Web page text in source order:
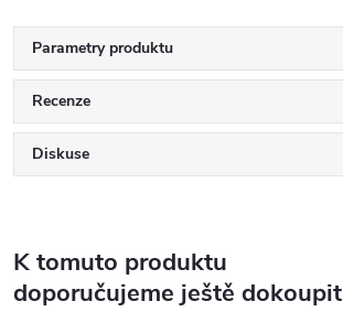
Parametry produktu
Recenze
Diskuse
K tomuto produktu
doporučujeme ještě dokoupit